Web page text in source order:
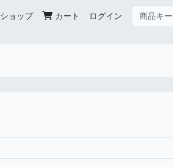
ショップ カート ログイン